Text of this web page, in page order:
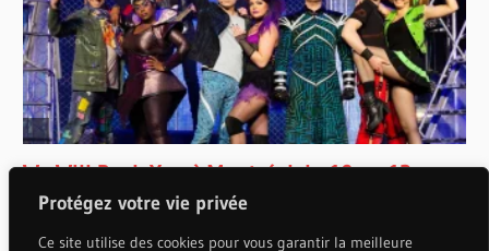
Protégez votre vie privée
Ce site utilise des cookies pour vous garantir la meilleure